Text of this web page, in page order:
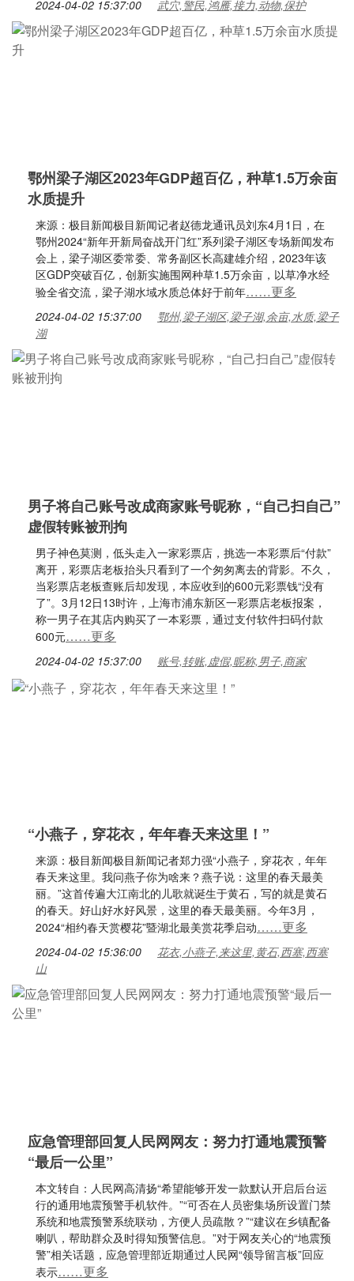
2024-04-02 15:37:00 武穴,警民,鸿雁,接力,动物,保护
鄂州梁子湖区2023年GDP超百亿，种草1.5万余亩
水质提升
来源：极目新闻极目新闻记者赵德龙通讯员刘东4月1日，在
鄂州2024“新年开新局奋战开门红”系列梁子湖区专场新闻发布
会上，梁子湖区委常委、常务副区长高建雄介绍，2023年该
区GDP突破百亿，创新实施围网种草1.5万余亩，以草净水经
验全省交流，梁子湖水域水质总体好于前年……更多
2024-04-02 15:37:00
鄂州,梁子湖区,梁子湖,余亩,水质,梁子
湖
男子将自己账号改成商家账号昵称，“自己扫自己”
虚假转账被刑拘
男子神色莫测，低头走入一家彩票店，挑选一本彩票后“付款”
离开，彩票店老板抬头只看到了一个匆匆离去的背影。不久，
当彩票店老板查账后却发现，本应收到的600元彩票钱“没有
了”。3月12日13时许，上海市浦东新区一彩票店老板报案，
称一男子在其店内购买了一本彩票，通过支付软件扫码付款
600元……更多
2024-04-02 15:37:00 账号,转账,虚假,昵称,男子,商家
“小燕子，穿花衣，年年春天来这里！”
来源：极目新闻极目新闻记者郑力强“小燕子，穿花衣，年年
春天来这里。我问燕子你为啥来？燕子说：这里的春天最美
丽。”这首传遍大江南北的儿歌就诞生于黄石，写的就是黄石
的春天。好山好水好风景，这里的春天最美丽。今年3月，
2024“相约春天赏樱花”暨湖北最美赏花季启动……更多
2024-04-02 15:36:00
花衣,小燕子,来这里,黄石,西塞,西塞
山
应急管理部回复人民网网友：努力打通地震预警
“最后一公里”
本文转自：人民网高清扬“希望能够开发一款默认开启后台运
行的通用地震预警手机软件。”“可否在人员密集场所设置门禁
系统和地震预警系统联动，方便人员疏散？”“建议在乡镇配备
喇叭，帮助群众及时得知预警信息。”对于网友关心的“地震预
警”相关话题，应急管理部近期通过人民网“领导留言板”回应
表示……更多